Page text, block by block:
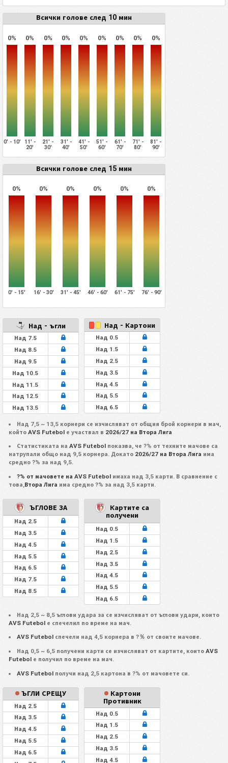
Всички голове след 10 мин
0% 0% 0% 0% 0% 0% 0% 0% 0%
0' - 10'
11' -
20'
21' -
30'
31' -
40'
41' -
50'
51' -
60'
61' -
70'
71' -
80'
81' -
90'
Всички голове след 15 мин
0% 0% 0% 0% 0% 0%
0' - 15' 16' - 30' 31' - 45' 46' - 60' 61' - 75' 76' - 90'
Над - ъгли
Над 7.5
Над 8.5
Над 9.5
Над 10.5
Над 11.5
Над 12.5
Над 13.5
Над - Картони
Над 0.5
Над 1.5
Над 2.5
Над 3.5
Над 4.5
Над 5.5
Над 6.5
Над 7,5 ~ 13,5 корнери се изчисляват от общия брой корнери в мач,
който AVS Futebolе участвал в 2026/27 на Втора Лига
Статистиката наAVS Futebol показва, че ?% от техните мачове са
натрупали общо над 9,5 корнера. Докато 2026/27 на Втора Лига има
средно ?% за над 9,5.
?% от мачовете на AVS Futebol имаха над 3,5 карти. В сравнение с
това,Втора Лига има средно ?% за над 3,5 карти.
ЪГЛОВЕ ЗА
Над 2.5
Над 3.5
Над 4.5
Над 5.5
Над 6.5
Над 7.5
Над 8.5
Картите са
получени
Над 0.5
Над 1.5
Над 2.5
Над 3.5
Над 4.5
Над 5.5
Над 6.5
Над 2,5 ~ 8,5 ъглови удара за се изчисляват от ъглови удари, които
AVS Futebolе спечелил по време на мач.
AVS Futebol спечели над 4,5 корнера в ?％ от своите мачове.
Над 0,5 ~ 6,5 получени карти се изчисляват от картите, коитоAVS
Futebolе получил по време на мач.
AVS Futebol получи над 2,5 картона в ?% от мачовете си.
ЪГЛИ СРЕЩУ
Над 2.5
Над 3.5
Над 4.5
Над 5.5
Над 6.5
Картони
Противник
Над 0.5
Над 1.5
Над 2.5
Над 3.5
Над 4.5